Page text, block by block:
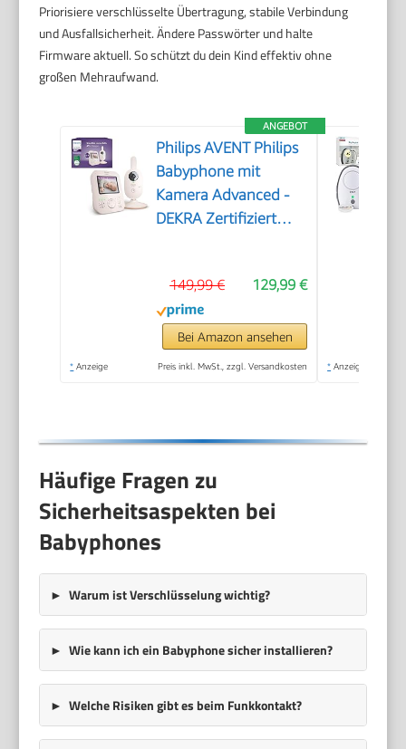
Priorisiere verschlüsselte Übertragung, stabile Verbindung
und Ausfallsicherheit. Ändere Passwörter und halte
Firmware aktuell. So schützt du dein Kind effektiv ohne
großen Mehraufwand.
ANGEBOT
Philips AVENT Philips
Babyphone mit
Kamera Advanced -
DEKRA Zertifiziert
Infrarot-Nachtsicht,
Schlafliedern (Model
SCD881/26)
129,99 €
149,99 €
Bei Amazon ansehen
* Anzeige Preis inkl. MwSt., zzgl. Versandkosten * Anzeige
Häufige Fragen zu
Sicherheitsaspekten bei
Babyphones
Warum ist Verschlüsselung wichtig?
Wie kann ich ein Babyphone sicher installieren?
Welche Risiken gibt es beim Funkkontakt?